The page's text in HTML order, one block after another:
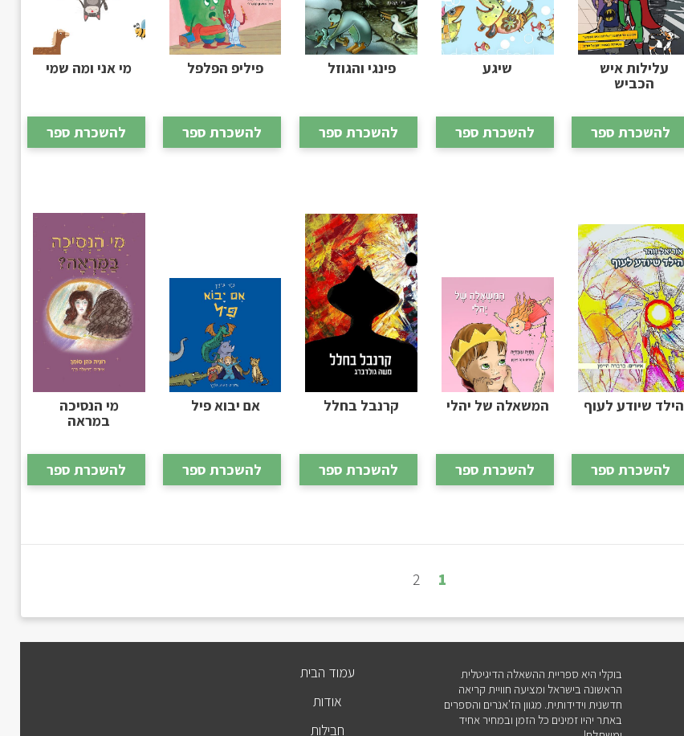
עלילות איש
הכביש
להשכרת ספר
שיגע
להשכרת ספר
פינגי והגוזל
להשכרת ספר
פיליפ הפלפל
להשכרת ספר
מי אני ומה שמי
להשכרת ספר
הילד שיודע לעוף
להשכרת ספר
המשאלה של יהלי
להשכרת ספר
קרנבל בחלל
להשכרת ספר
אם יבוא פיל
להשכרת ספר
מי הנסיכה
במראה
להשכרת ספר
1
2
בוקלי היא ספריית ההשאלה הדיגיטלית
הראשונה בישראל ומציעה חוויית קריאה
חדשנית וידידותית. מגוון הז'אנרים והספרים
באתר יהיו זמינים כל הזמן ובמחיר אחיד
עמוד הבית
אודות
חבילות